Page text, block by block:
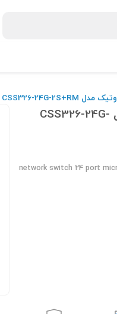
سوئیچ شبکه 24 پورت میکروتیک مدل CSS326-24G-
network switch 24 port